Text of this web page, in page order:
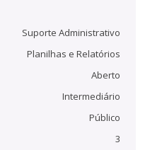
Suporte Administrativo
Planilhas e Relatórios
Aberto
Intermediário
Público
3